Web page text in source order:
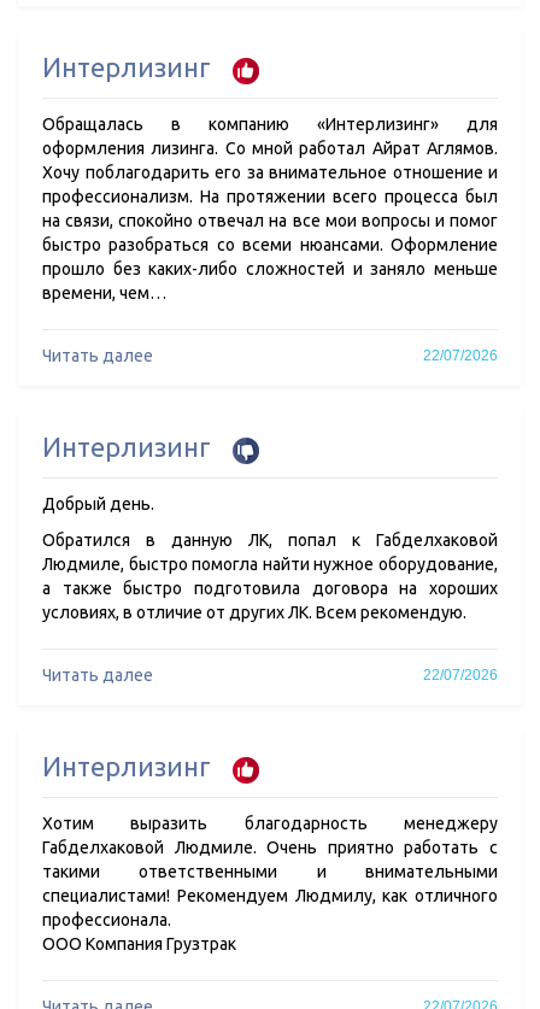
Интерлизинг
Обращалась в компанию «Интерлизинг» для
оформления лизинга. Со мной работал Айрат Аглямов.
Хочу поблагодарить его за внимательное отношение и
профессионализм. На протяжении всего процесса был
на связи, спокойно отвечал на все мои вопросы и помог
быстро разобраться со всеми нюансами. Оформление
прошло без каких-либо сложностей и заняло меньше
времени, чем…
Читать далее 22/07/2026
Интерлизинг
Добрый день.
Обратился в данную ЛК, попал к Габделхаковой
Людмиле, быстро помогла найти нужное оборудование,
а также быстро подготовила договора на хороших
условиях, в отличие от других ЛК. Всем рекомендую.
Читать далее 22/07/2026
Интерлизинг
Хотим выразить благодарность менеджеру
Габделхаковой Людмиле. Очень приятно работать с
такими ответственными и внимательными
специалистами! Рекомендуем Людмилу, как отличного
профессионала.
ООО Компания Грузтрак